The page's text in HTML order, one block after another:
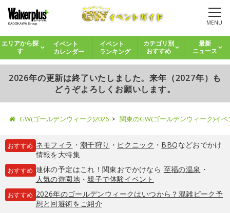
MENU
エリアから探
す
イベント
カレンダー
イベント
ランキング
カテゴリ別
おすすめ
最新
ニュース
2026年の更新は終了いたしました。来年（2027年）も
どうぞよろしくお願いします。
GW(ゴールデンウィーク)2026 関東のGW(ゴールデンウィーク)イ
おすすめ ネモフィラ ・ 潮干狩り ・ ピクニック ・ BBQなどおでかけ
情報を大特集
おすすめ 連休の予定はこれ！関東おでかけなら 至福の温泉 ・
人気の遊園地・親子で体験イベント
おすすめ 2026年のゴールデンウィークはいつから？混雑ピーク予
想と回避術をご紹介